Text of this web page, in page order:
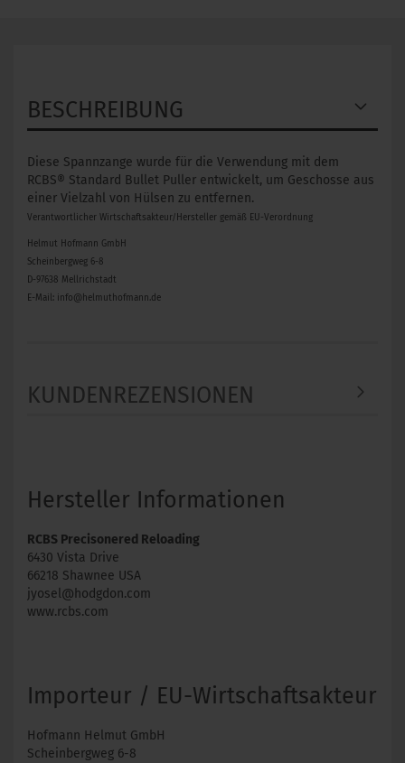
BESCHREIBUNG
Diese Spannzange wurde für die Verwendung mit dem
RCBS® Standard Bullet Puller entwickelt, um Geschosse aus
einer Vielzahl von Hülsen zu entfernen.
Verantwortlicher Wirtschaftsakteur/Hersteller gemäß EU-Verordnung
Helmut Hofmann GmbH
Scheinbergweg 6-8
D-97638 Mellrichstadt
E-Mail: info@helmuthofmann.de
KUNDENREZENSIONEN
Hersteller Informationen
RCBS Precisonered Reloading
6430 Vista Drive
66218 Shawnee USA
jyosel@hodgdon.com
www.rcbs.com
Importeur / EU-Wirtschaftsakteur
Hofmann Helmut GmbH
Scheinbergweg 6-8